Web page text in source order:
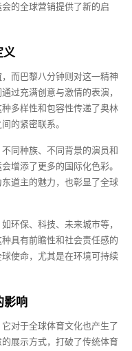
的全球营销提供了新的启
义
而巴黎八分钟则对这一精神
过充满创意与激情的表演，
多样性和包容性传递了奥林
的紧密联系。
同种族、不同背景的演员和
增添了更多的国际化色彩。
道主的魅力，也彰显了全球
环保、科技、未来城市等，
具有前瞻性和社会责任感的
使命，尤其是在环境可持续
影响
对于全球体育文化也产生了
展示方式，打破了传统体育